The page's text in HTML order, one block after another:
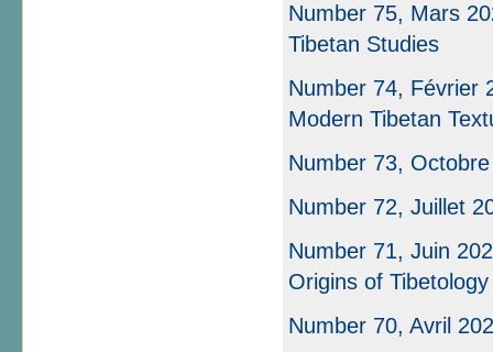
Number 75, Mars
Tibetan Studies
Number 74, Février
Modern Tibetan
Number 73,
Number 72, Juillet
Number 71, Juin
Origins of Tibetology
Number 70, Avril